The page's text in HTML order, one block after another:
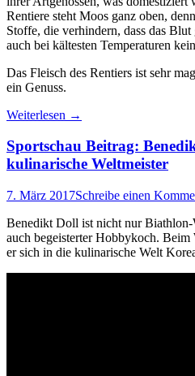
Rentiere steht Moos ganz oben,
Stoffe, die verhindern, dass das
auch bei kältesten Temperaturen
Das Fleisch des Rentiers ist sehr
ein Genuss.
Weiterlesen →
Sportschau Beitrag:
kulinarische Weltmeister
7. März 2017Schreibe einen
Benedikt Doll ist nicht nur Biathlon-
auch begeisterter Hobbykoch.
er sich in die kulinarische Welt